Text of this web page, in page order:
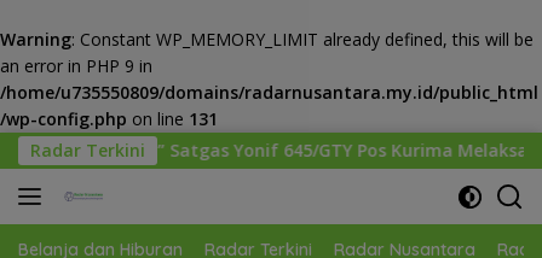
Warning: Constant WP_MEMORY_LIMIT already defined, this will be
an error in PHP 9 in
/home/u735550809/domains/radarnusantara.my.id/public_html
/wp-config.php on line 131
Langsung
ke
konten
Radar Terkini
Yonif 645/GTY Pos Kurima Melaksanakan Pelayanan
Belanja dan Hiburan Radar Terkini Radar Nusantara